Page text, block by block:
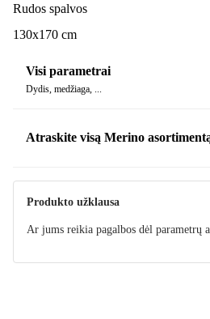
Rudos spalvos
130x170 cm
Visi parametrai
Dydis, medžiaga, ...
Atraskite visą Merino
Produkto užklausa
Ar jums reikia pagalbos dėl parametrų